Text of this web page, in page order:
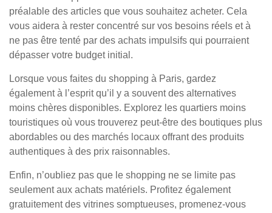
préalable des articles que vous souhaitez acheter. Cela
vous aidera à rester concentré sur vos besoins réels et à
ne pas être tenté par des achats impulsifs qui pourraient
dépasser votre budget initial.
Lorsque vous faites du shopping à Paris, gardez
également à l’esprit qu’il y a souvent des alternatives
moins chères disponibles. Explorez les quartiers moins
touristiques où vous trouverez peut-être des boutiques plus
abordables ou des marchés locaux offrant des produits
authentiques à des prix raisonnables.
Enfin, n’oubliez pas que le shopping ne se limite pas
seulement aux achats matériels. Profitez également
gratuitement des vitrines somptueuses, promenez-vous